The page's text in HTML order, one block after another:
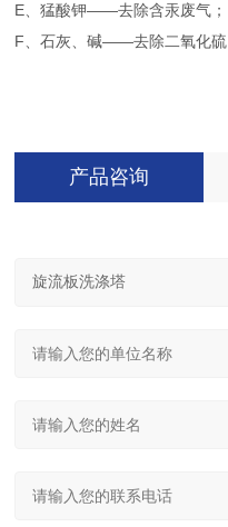
E、猛酸钾——去除含汞废气；
F、石灰、碱——去除二氧化硫
产品咨询